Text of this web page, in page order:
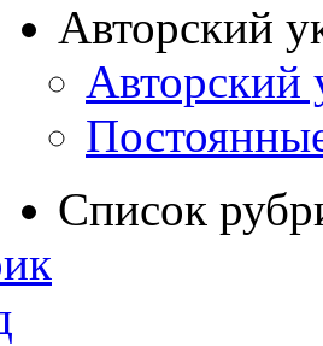
Авторский
Авторский
Список